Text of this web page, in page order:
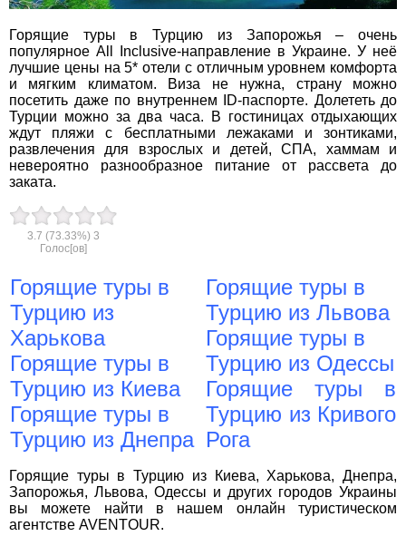
вул. Старокозацька
10
+38 (067) 180-32-43,
+38 (099) 180-32-43,
+38 (093) 180-32-43,
0800 33 01 80
dp_city@aventour.ua
Запоріжжя
пр. Соборний 216
+38 (067) 180-32-43,
+38 (099) 180-32-43
+38 (093) 180-32-43
0800 33 01 80
zp_city@aventour.ua
Сб 10:00 - 15:00
Горящие туры в Турцию из Запорожья – очень
популярное All Inclusive-направление в Украине. У неё
лучшие цены на 5* отели с отличным уровнем комфорта
и мягким климатом. Виза не нужна, страну можно
посетить даже по внутреннем ID-паспорте. Долететь до
Турции можно за два часа. В гостиницах отдыхающих
ждут пляжи с бесплатными лежаками и зонтиками,
развлечения для взрослых и детей, СПА, хаммам и
невероятно разнообразное питание от рассвета до
заката.
3.7 (73.33%) 3
Голос[ов]
Горящие туры в
Турцию из
Харькова
Горящие туры в
Турцию из Киева
Горящие туры в
Турцию из Днепра
Горящие туры в
Турцию из Львова
Горящие туры в
Турцию из Одессы
Горящие туры в
Турцию из Кривого
Рога
Горящие туры в Турцию из Киева, Харькова, Днепра,
Запорожья, Львова, Одессы и других городов Украины
вы можете найти в нашем онлайн туристическом
агентстве AVENTOUR.